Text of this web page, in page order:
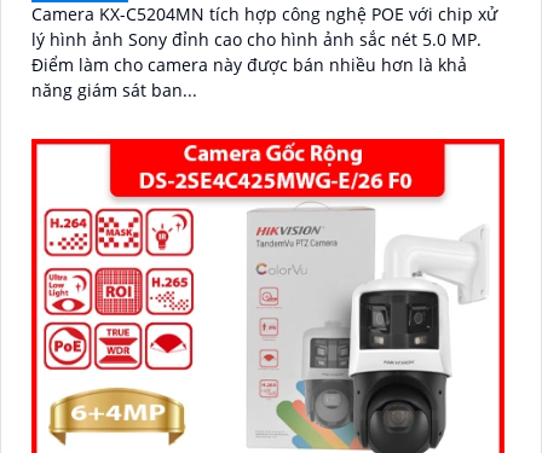
Camera KX-C5204MN tích hợp công nghệ POE với chip xử
lý hình ảnh Sony đỉnh cao cho hình ảnh sắc nét 5.0 MP.
Điểm làm cho camera này được bán nhiều hơn là khả
năng giám sát ban...